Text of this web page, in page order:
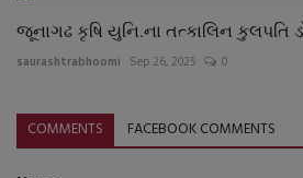
જૂનાગઢ કૃષિ યુનિ.ના તત્કાલિન કુલપતિ
saurashtrabhoomi Sep 26, 2025 0
COMMENTS FACEBOOK COMMENTS